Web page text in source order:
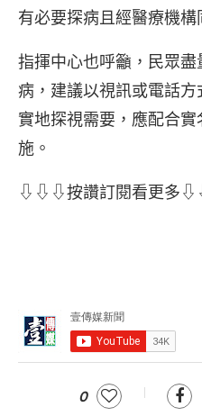
有必要探病且經醫療機構
指揮中心也呼籲，民眾
病，建議以視訊或電話
實地探視需要，應配合
施。
⇩⇩⇩按讚訂閱看更多
0